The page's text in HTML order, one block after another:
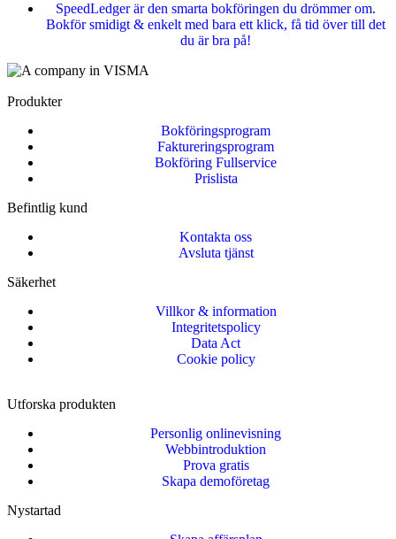
SpeedLedger är den smarta bokföringen du drömmer om.
Bokför smidigt & enkelt med bara ett klick, få tid över till det
du är bra på!
Produkter
Bokföringsprogram
Faktureringsprogram
Bokföring Fullservice
Prislista
Befintlig kund
Kontakta oss
Avsluta tjänst
Säkerhet
Villkor & information
Integritetspolicy
Data Act
Cookie policy
Utforska produkten
Personlig onlinevisning
Webbintroduktion
Prova gratis
Skapa demoföretag
Nystartad